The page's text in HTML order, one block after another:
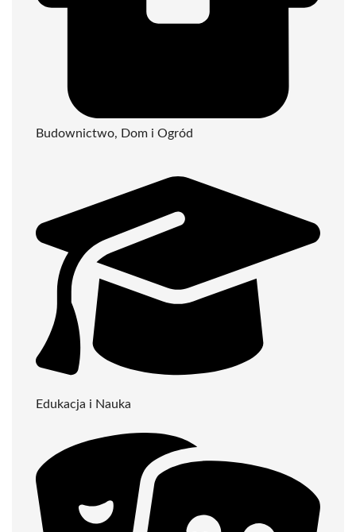
Budownictwo, Dom i Ogród
Edukacja i Nauka